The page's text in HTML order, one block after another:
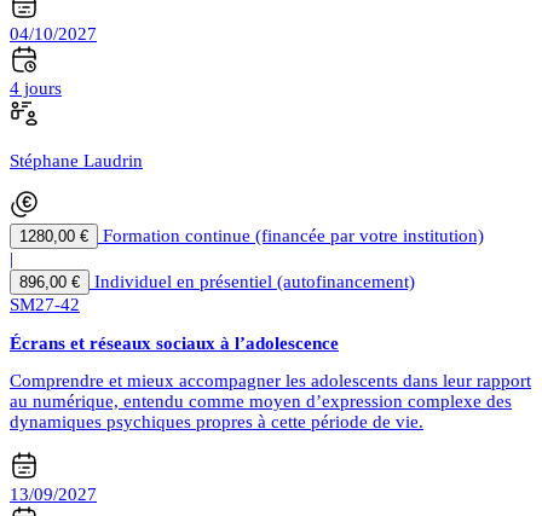
04/10/2027
4 jours
Stéphane Laudrin
1280,00 €
Formation continue (financée par votre institution)
|
896,00 €
Individuel en présentiel (autofinancement)
SM27-42
Écrans et réseaux sociaux à l’adolescence
Comprendre et mieux accompagner les adolescents dans leur rapport
au numérique, entendu comme moyen d’expression complexe des
dynamiques psychiques propres à cette période de vie.
13/09/2027